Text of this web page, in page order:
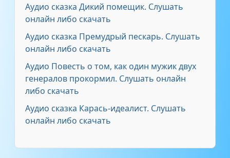
Аудио сказка Дикий помещик. Слушать
онлайн либо скачать
Аудио сказка Премудрый пескарь. Слушать
онлайн либо скачать
Аудио Повесть о том, как один мужик двух
генералов прокормил. Слушать онлайн
либо скачать
Аудио сказка Карась-идеалист. Слушать
онлайн либо скачать